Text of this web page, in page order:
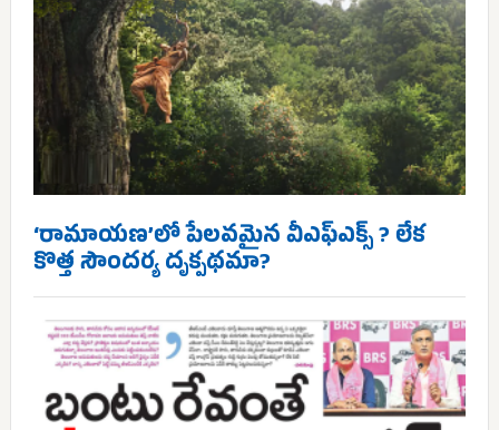
‘రామాయణ’లో పేలవమైన వీఎఫ్‌ఎక్స్ ? లేక
కొత్త సౌందర్య దృక్పథమా?